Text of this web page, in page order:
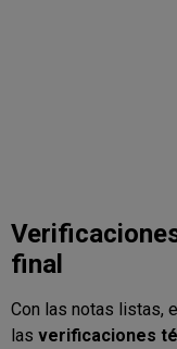
final
Con las notas listas,
las verificaciones